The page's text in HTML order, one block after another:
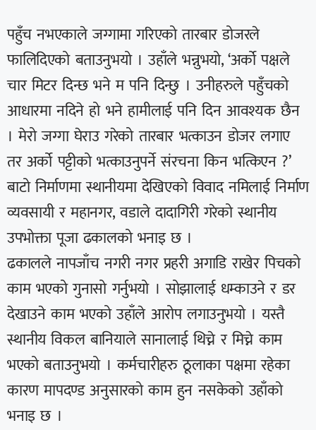
पहुँच नभएकाले जग्गामा गरिएको तारबार डोजरले
फालिदिएको बताउनुभयो । उहाँले भन्नुभयो, ‘अर्को पक्षले
चार मिटर दिन्छ भने म पनि दिन्छु । उनीहरुले पहुँचको
आधारमा नदिने हो भने हामीलाई पनि दिन आवश्यक छैन
। मेरो जग्गा घेराउ गरेको तारबार भत्काउन डोजर लगाए
तर अर्को पट्टीको भत्काउनुपर्ने संरचना किन भत्किएन ?’
बाटो निर्माणमा स्थानीयमा देखिएको विवाद नमिलाई निर्माण
व्यवसायी र महानगर, वडाले दादागिरी गरेको स्थानीय
उपभोक्ता पूजा ढकालको भनाइ छ ।
ढकालले नापजाँच नगरी नगर प्रहरी अगाडि राखेर पिचको
काम भएको गुनासो गर्नुभयो । सोझालाई धम्काउने र डर
देखाउने काम भएको उहाँले आरोप लगाउनुभयो । यस्तै
स्थानीय विकल बानियाले सानालाई थिच्ने र मिच्ने काम
भएको बताउनुभयो । कर्मचारीहरु ठूलाका पक्षमा रहेका
कारण मापदण्ड अनुसारको काम हुन नसकेको उहाँको
भनाइ छ ।